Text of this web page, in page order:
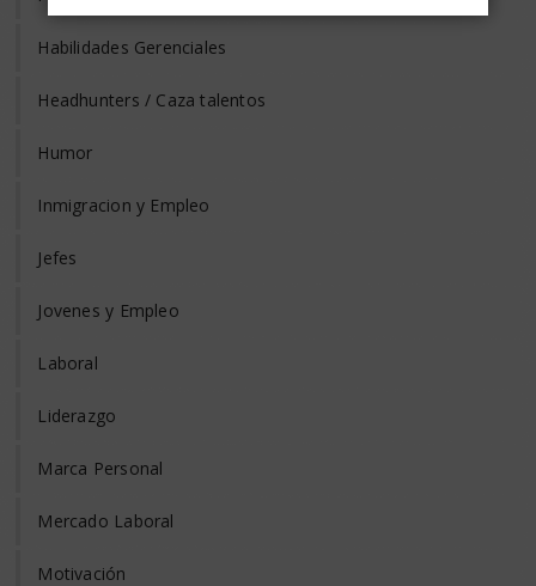
Habilidades Gerenciales
Headhunters / Caza talentos
Humor
Inmigracion y Empleo
Jefes
Jovenes y Empleo
Laboral
Liderazgo
Marca Personal
Mercado Laboral
Motivación